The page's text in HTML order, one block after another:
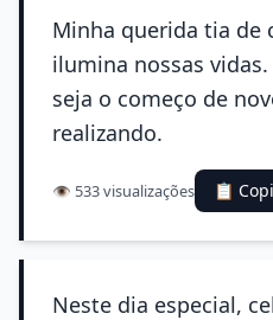
Minha querida tia de
ilumina nossas
seja o começo de
realizando.
👁️ 533 visualizações 📋
Neste dia especial,